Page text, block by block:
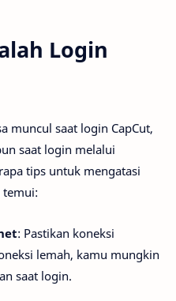
Login
muncul saat login CapCut,
saat login melalui
tips untuk mengatasi
temui:
: Pastikan koneksi
lemah, kamu mungkin
saat login.